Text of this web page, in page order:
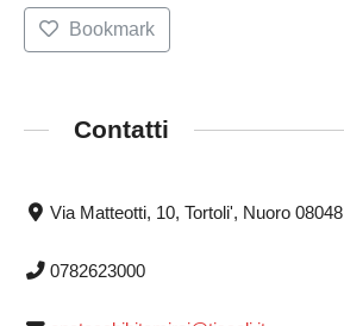
Bookmark
Contatti
Via Matteotti, 10, Tortoli', Nuoro 08048
0782623000